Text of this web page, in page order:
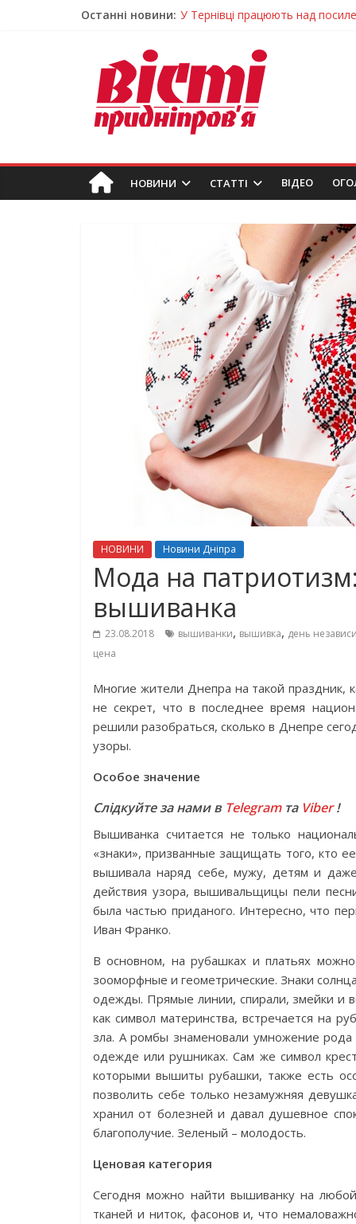
Останні новини: У Тернівці працюють над
У Самарі провели незвичайний
Світлові рішення майстрів із
Засинання після півночі може
НОВИНИ СТАТТІ ВIДЕО
НОВИНИ Новини Дніпра
Мода на
вышиванка
23.08.2018 вышиванки, вышивка, день
цена
Многие жители Днепра на такой праздник,
не секрет, что в последнее время
решили разобраться, сколько в Днепре
узоры.
Особое ­значение
Слідкуйте за нами в Telegramта Viber!
Вышиванка считается не только
«знаки», призванные защищать того, кто
вышивала наряд себе, мужу, детям и
действия узора, вышивальщицы пели
была частью приданого. Интересно, что
Иван Франко.
В основном, на рубашках и платьях
зооморфные и геометрические. Знаки
одежды. Прямые линии, спирали, змейки и
как символ материнства, встречается на
зла. А ромбы знаменовали умножение
одежде или рушниках. Сам же символ
которыми вышиты рубашки, также есть
позволить себе только незамужняя
хранил от болезней и давал душевное
благополучие. Зеленый – молодость.
Ценовая ­категория
Сегодня можно найти вышиванку на
тканей и ниток, фасонов и, что